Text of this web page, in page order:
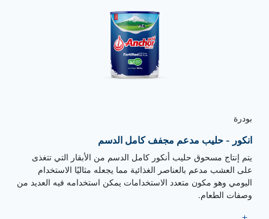
بودرة
انكور - حليب مدعم مجفف كامل الدسم
يتم إنتاج مسحوق حليب أنكور كامل الدسم من الأبقار التي تتغذى
على العشب مدعم بالعناصر الغذائية مما يجعله مثاليًا الاستخدام
اليومي وهو مكون متعدد الاستخدامات يمكن استخدامه فيه العديد من
وصفات الطعام.